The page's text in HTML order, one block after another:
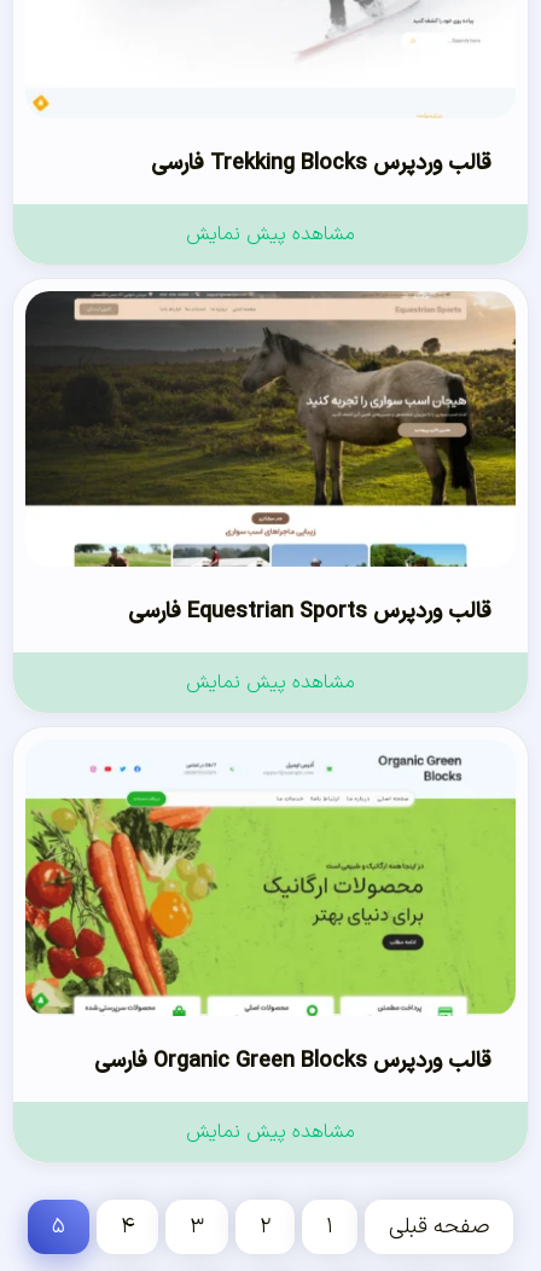
قالب وردپرس Trekking Blocks فارسی
مشاهده پیش نمایش
قالب وردپرس Equestrian Sports فارسی
مشاهده پیش نمایش
قالب وردپرس Organic Green Blocks فارسی
مشاهده پیش نمایش
صفحه قبلی ۱ ۲ ۳ ۴ ۵